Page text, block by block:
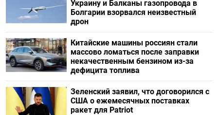
Украину и Балканы газопровода в
Болгарии взорвался неизвестный
дрон
Китайские машины россиян стали
массово ломаться после заправки
некачественным бензином из-за
дефицита топлива
Зеленский заявил, что договорился с
США о ежемесячных поставках
ракет для Patriot